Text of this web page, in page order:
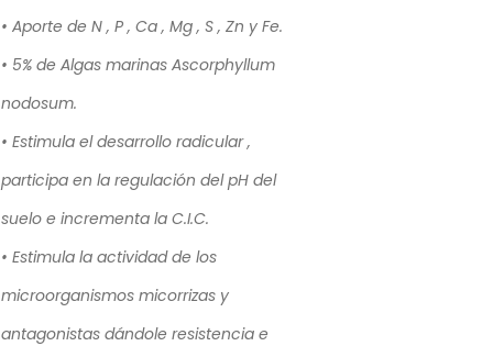
• Aporte de N , P , Ca , Mg , S , Zn y Fe.
• 5% de Algas marinas Ascorphyllum
nodosum.
• Estimula el desarrollo radicular ,
participa en la regulación del pH del
suelo e incrementa la C.I.C.
• Estimula la actividad de los
microorganismos micorrizas y
antagonistas dándole resistencia e